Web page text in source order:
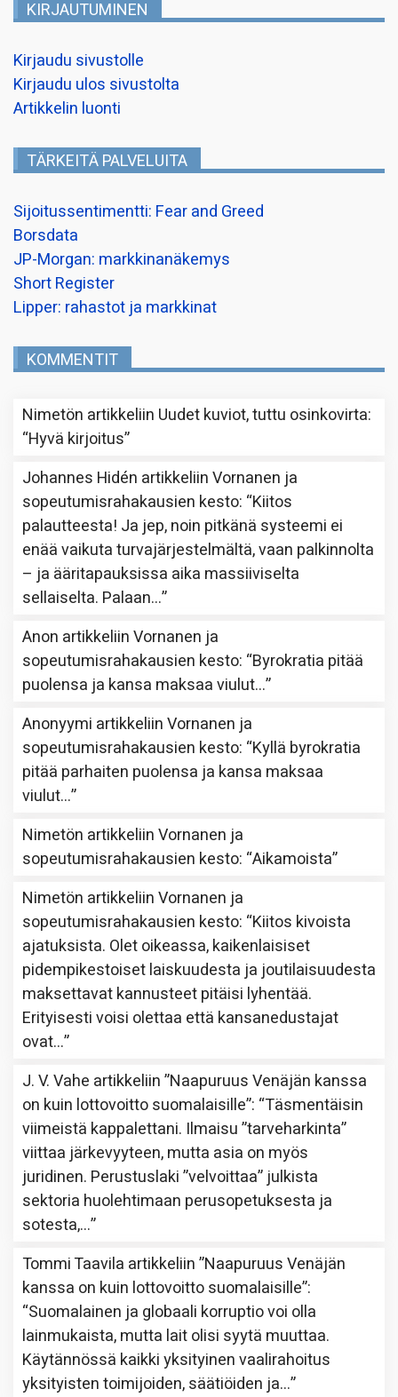
KIRJAUTUMINEN
Kirjaudu sivustolle
Kirjaudu ulos sivustolta
Artikkelin luonti
TÄRKEITÄ PALVELUITA
Sijoitussentimentti: Fear and Greed
Borsdata
JP-Morgan: markkinanäkemys
Short Register
Lipper: rahastot ja markkinat
KOMMENTIT
Nimetön artikkeliin Uudet kuviot, tuttu osinkovirta:
“Hyvä kirjoitus”
Johannes Hidén artikkeliinVornanen ja
sopeutumisrahakausien kesto: “Kiitos
palautteesta! Ja jep, noin pitkänä systeemi ei
enää vaikuta turvajärjestelmältä, vaan palkinnolta
– ja ääritapauksissa aika massiiviselta
sellaiselta. Palaan…”
Anon artikkeliinVornanen ja
sopeutumisrahakausien kesto: “Byrokratia pitää
puolensa ja kansa maksaa viulut…”
Anonyymi artikkeliinVornanen ja
sopeutumisrahakausien kesto: “Kyllä byrokratia
pitää parhaiten puolensa ja kansa maksaa
viulut…”
Nimetön artikkeliinVornanen ja
sopeutumisrahakausien kesto: “Aikamoista”
Nimetön artikkeliinVornanen ja
sopeutumisrahakausien kesto: “Kiitos kivoista
ajatuksista. Olet oikeassa, kaikenlaisiset
pidempikestoiset laiskuudesta ja joutilaisuudesta
maksettavat kannusteet pitäisi lyhentää.
Erityisesti voisi olettaa että kansanedustajat
ovat…”
J. V. Vahe artikkeliin”Naapuruus Venäjän kanssa
on kuin lottovoitto suomalaisille”: “Täsmentäisin
viimeistä kappalettani. Ilmaisu ”tarveharkinta”
viittaa järkevyyteen, mutta asia on myös
juridinen. Perustuslaki ”velvoittaa” julkista
sektoria huolehtimaan perusopetuksesta ja
sotesta,…”
Tommi Taavila artikkeliin”Naapuruus Venäjän
kanssa on kuin lottovoitto suomalaisille”:
“Suomalainen ja globaali korruptio voi olla
lainmukaista, mutta lait olisi syytä muuttaa.
Käytännössä kaikki yksityinen vaalirahoitus
yksityisten toimijoiden, säätiöiden ja…”